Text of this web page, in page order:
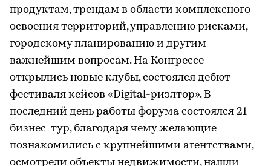
продуктам, трендам в области комплексного
освоения территорий, управлению рисками,
городскому планированию и другим
важнейшим вопросам. На Конгрессе
открылись новые клубы, состоялся дебют
фестиваля кейсов «Digital-риэлтор». В
последний день работы форума состоялся 21
бизнес-тур, благодаря чему желающие
познакомились с крупнейшими агентствами,
осмотрели объекты недвижимости, нашли